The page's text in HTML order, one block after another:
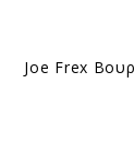
Joe Frex